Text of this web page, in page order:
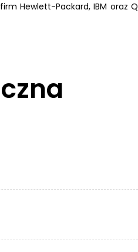
Hewlett-Packard, IBM